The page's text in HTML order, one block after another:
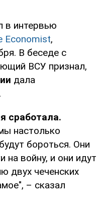
в интервью
Economist,
В беседе с
ВСУ признал,
дала
сработала.
настолько
бороться. Они
на войну, и они идут
двух чеченских
– сказал